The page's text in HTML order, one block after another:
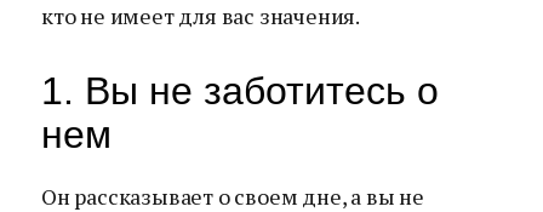
кто не имеет для вас значения.
1. Вы не заботитесь о
нем
Он рассказывает о своем дне, а вы не